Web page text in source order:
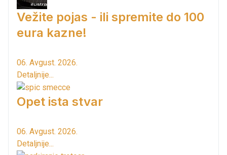
Vežite pojas - ili spremite do 100
eura kazne!
06. Avgust. 2026.
Detaljnije...
Opet ista stvar
06. Avgust. 2026.
Detaljnije...